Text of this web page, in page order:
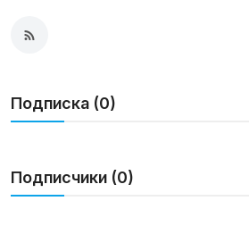
Архивы
Календарь
Подписка (0)
Подписчики (0)